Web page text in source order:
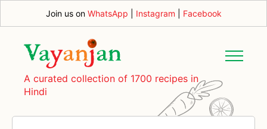
Join us on WhatsApp Instagram Facebook
A curated collection of 1700 recipes in
Hindi